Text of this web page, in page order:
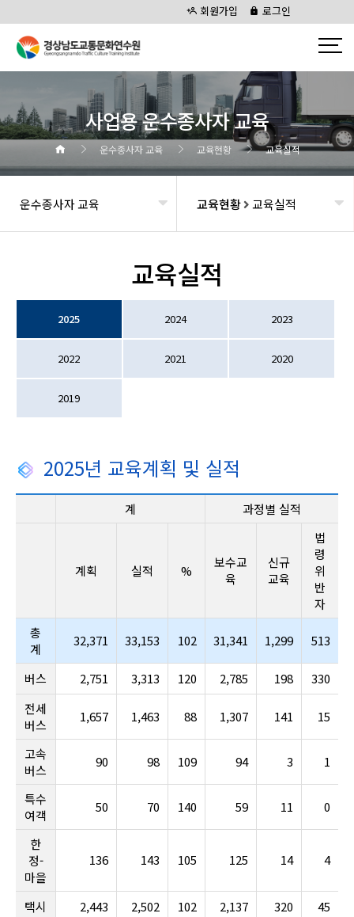
회원가입 로그인
사업용 운수종사자 교육
운수종사자 교육 교육현황 교육실적
운수종사자 교육 교육현황 교육실적
교육실적
2025 2024 2023
2022 2021 2020
2019
2025년 교육계획 및 실적
계 과정별 실적
계획 실적 %
보수교
육
신규
교육
법
령
위
반
자
총
계
32,371 33,153 102 31,341 1,299 513
버스 2,751 3,313 120 2,785 198
330
전세
버스
1,657 1,463 88 1,307 141 15
고속
버스
90 98 109 94 3 1
특수
여객
50 70 140 59 11 0
한
정-
마을
136 143 105 125 14 4
택시 2,443 2,502 102 2,137 320
45